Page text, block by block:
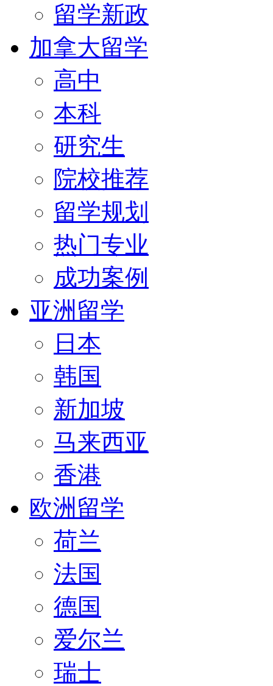
留学新政
加拿大留学
高中
本科
研究生
院校推荐
留学规划
热门专业
成功案例
亚洲留学
日本
韩国
新加坡
马来西亚
香港
欧洲留学
荷兰
法国
德国
爱尔兰
瑞士